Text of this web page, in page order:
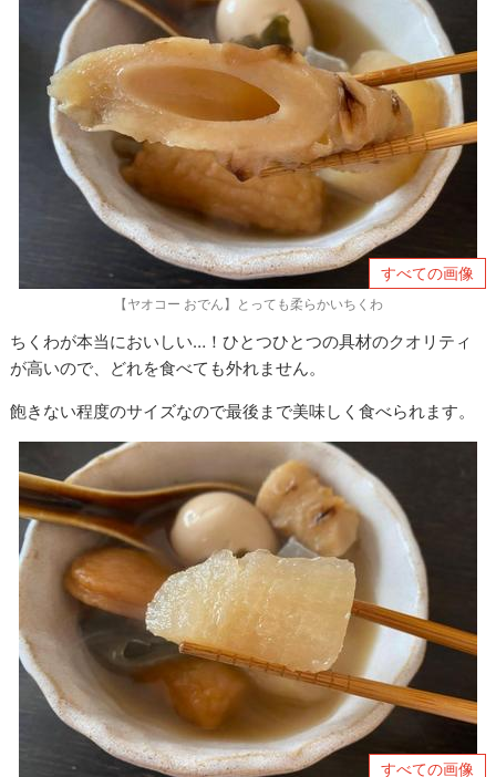
すべての画像
【ヤオコー おでん】とっても柔らかいちくわ
ちくわが本当においしい…！ひとつひとつの具材のクオリティ
が高いので、どれを食べても外れません。
飽きない程度のサイズなので最後まで美味しく食べられます。
すべての画像